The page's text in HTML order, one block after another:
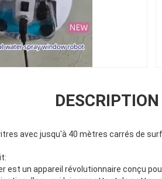
avec jusqu'à 40 mètres carrés de
est un appareil révolutionnaire conçu